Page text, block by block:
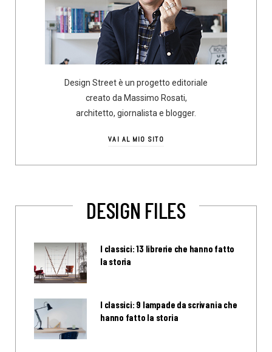
Design Street è un progetto editoriale
creato da Massimo Rosati,
architetto, giornalista e blogger.
VAI AL MIO SITO
DESIGN FILES
I classici: 13 librerie che hanno fatto
la storia
I classici: 9 lampade da scrivania che
hanno fatto la storia